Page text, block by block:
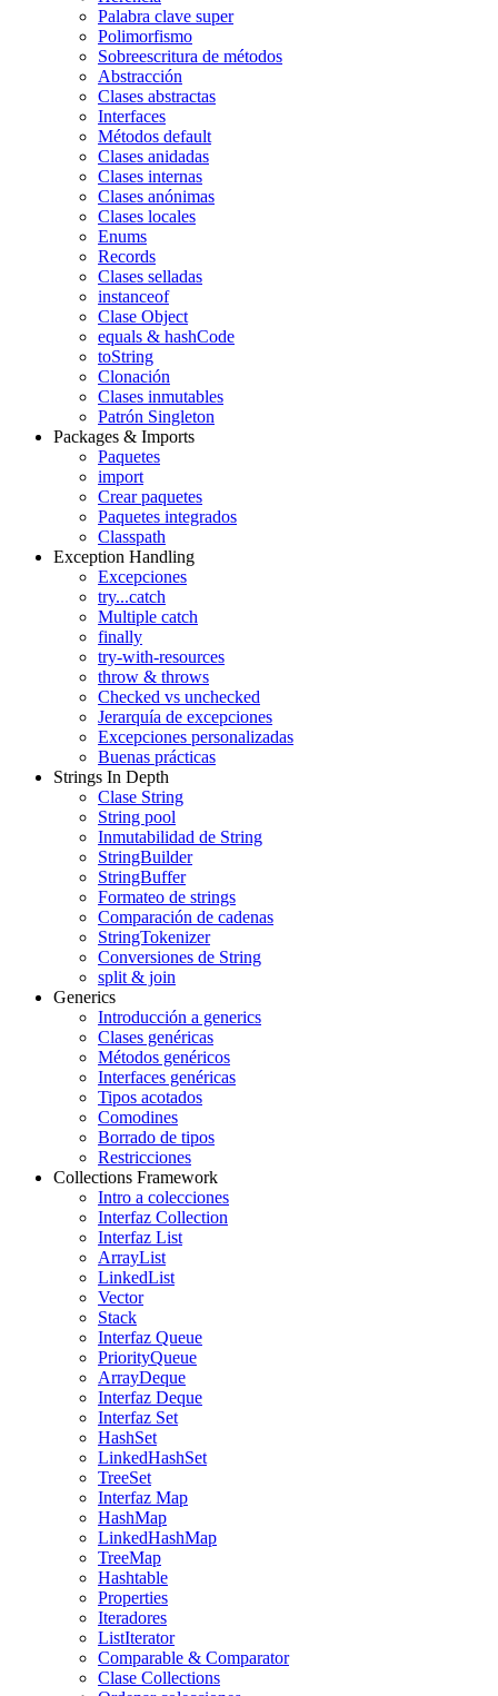
Palabra clave super
Polimorfismo
Sobreescritura de métodos
Abstracción
Clases abstractas
Interfaces
Métodos default
Clases anidadas
Clases internas
Clases anónimas
Clases locales
Enums
Records
Clases selladas
instanceof
Clase Object
equals & hashCode
toString
Clonación
Clases inmutables
Patrón Singleton
Packages & Imports
Paquetes
import
Crear paquetes
Paquetes integrados
Classpath
Exception Handling
Excepciones
try...catch
Multiple catch
finally
try-with-resources
throw & throws
Checked vs unchecked
Jerarquía de excepciones
Excepciones personalizadas
Buenas prácticas
Strings In Depth
Clase String
String pool
Inmutabilidad de String
StringBuilder
StringBuffer
Formateo de strings
Comparación de cadenas
StringTokenizer
Conversiones de String
split & join
Generics
Introducción a generics
Clases genéricas
Métodos genéricos
Interfaces genéricas
Tipos acotados
Comodines
Borrado de tipos
Restricciones
Collections Framework
Intro a colecciones
Interfaz Collection
Interfaz List
ArrayList
LinkedList
Vector
Stack
Interfaz Queue
PriorityQueue
ArrayDeque
Interfaz Deque
Interfaz Set
HashSet
LinkedHashSet
TreeSet
Interfaz Map
HashMap
LinkedHashMap
TreeMap
Hashtable
Properties
Iteradores
ListIterator
Comparable & Comparator
Clase Collections